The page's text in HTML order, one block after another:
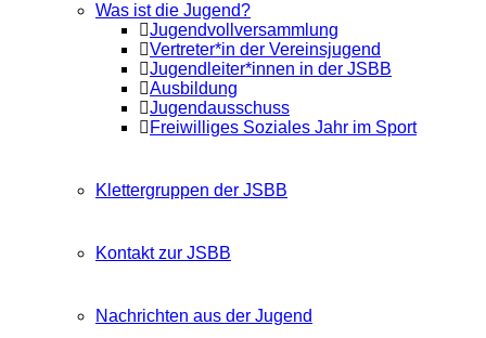
Was ist die Jugend?
Jugendvollversammlung
Vertreter*in der Vereinsjugend
Jugendleiter*innen in der JSBB
Ausbildung
Jugendausschuss
Freiwilliges Soziales Jahr im Sport
Klettergruppen der JSBB
Kontakt zur JSBB
Nachrichten aus der Jugend